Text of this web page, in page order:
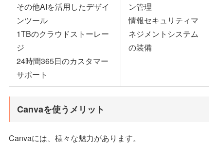
その他AIを活用したデザイ
ンツール
1TBのクラウドストーレー
ジ
24時間365日のカスタマー
サポート
ン管理
情報セキュリティマ
ネジメントシステム
の装備
Canvaを使うメリット
Canvaには、様々な魅力があります。